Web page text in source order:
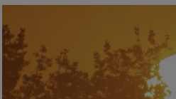
Cu responsabilitate, câtă mai